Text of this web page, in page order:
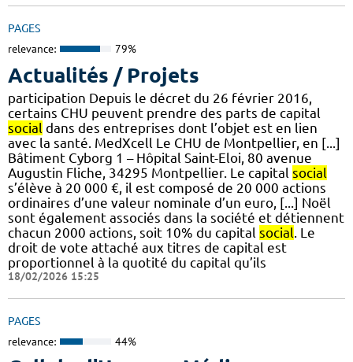
PAGES
relevance: 79%
Actualités / Projets
participation Depuis le décret du 26 février 2016,
certains CHU peuvent prendre des parts de capital
social dans des entreprises dont l’objet est en lien
avec la santé. MedXcell Le CHU de Montpellier, en [...]
Bâtiment Cyborg 1 – Hôpital Saint-Eloi, 80 avenue
Augustin Fliche, 34295 Montpellier. Le capital social
s’élève à 20 000 €, il est composé de 20 000 actions
ordinaires d’une valeur nominale d’un euro, [...] Noël
sont également associés dans la société et détiennent
chacun 2000 actions, soit 10% du capital social . Le
droit de vote attaché aux titres de capital est
proportionnel à la quotité du capital qu’ils
18/02/2026 15:25
PAGES
relevance: 44%